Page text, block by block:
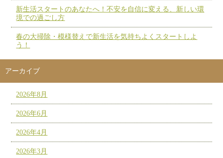
新生活スタートのあなたへ！不安を自信に変える、新しい環
境での過ごし方
春の大掃除・模様替えで新生活を気持ちよくスタートしよ
う！
アーカイブ
2026年8月
2026年6月
2026年4月
2026年3月